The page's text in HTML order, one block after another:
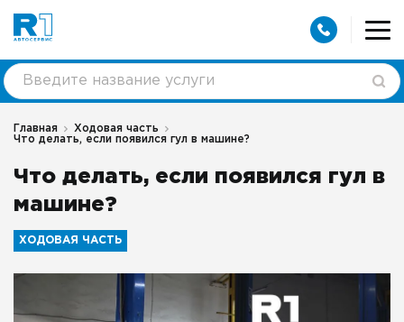
Главная
Ходовая часть
Что делать, если появился гул в машине?
Что делать, если появился гул в
машине?
ХОДОВАЯ ЧАСТЬ